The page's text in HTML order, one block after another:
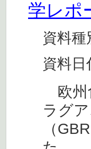
学レポ
資料種
資料日
欧州
ラグ
（